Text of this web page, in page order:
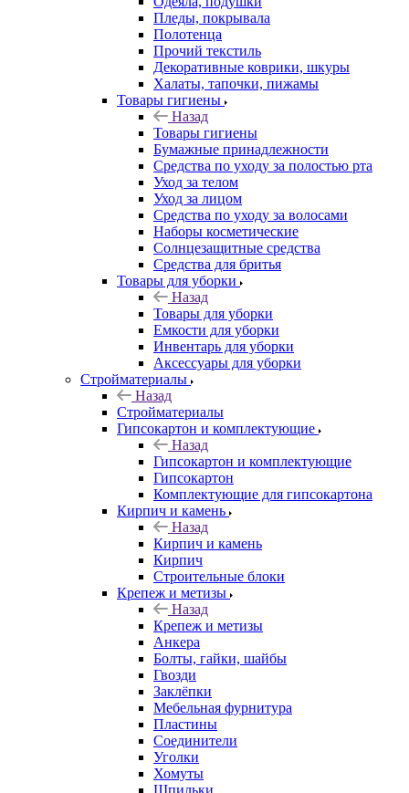
Пледы, покрывала
Полотенца
Прочий текстиль
Декоративные коврики, шкуры
Халаты, тапочки, пижамы
Товары гигиены
Назад
Товары гигиены
Бумажные принадлежности
Средства по уходу за полостью рта
Уход за телом
Уход за лицом
Средства по уходу за волосами
Наборы косметические
Солнцезащитные средства
Средства для бритья
Товары для уборки
Назад
Товары для уборки
Емкости для уборки
Инвентарь для уборки
Аксессуары для уборки
Стройматериалы
Назад
Стройматериалы
Гипсокартон и комплектующие
Назад
Гипсокартон и комплектующие
Гипсокартон
Комплектующие для гипсокартона
Кирпич и камень
Назад
Кирпич и камень
Кирпич
Строительные блоки
Крепеж и метизы
Назад
Крепеж и метизы
Анкера
Болты, гайки, шайбы
Гвозди
Заклёпки
Мебельная фурнитура
Пластины
Соединители
Уголки
Хомуты
Шпильки